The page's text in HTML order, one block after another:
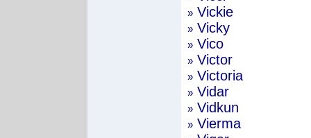
» Vickie
» Vicky
» Vico
» Victor
» Victoria
» Vidar
» Vidkun
» Vierma